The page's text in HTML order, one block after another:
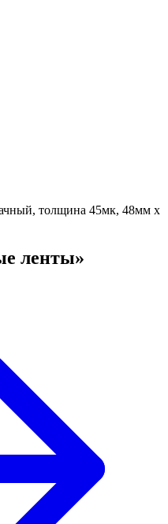
толщина 45мк, 48мм х
ленты»